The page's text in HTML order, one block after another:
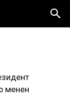
менен